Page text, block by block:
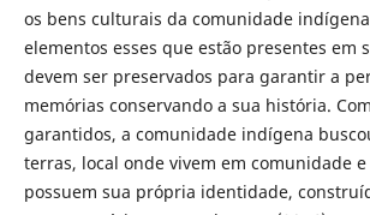
os bens culturais da comunidade
elementos esses que estão presentes em
devem ser preservados para garantir a
memórias conservando a sua história.
garantidos, a comunidade indígena
terras, local onde vivem em comunidade
possuem sua própria identidade,